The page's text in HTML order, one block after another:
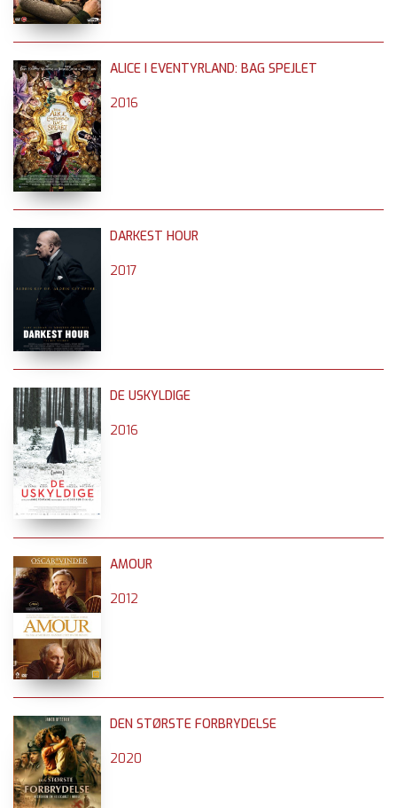
ALICE I EVENTYRLAND: BAG SPEJLET
2016
DARKEST HOUR
2017
DE USKYLDIGE
2016
AMOUR
2012
DEN STØRSTE FORBRYDELSE
2020